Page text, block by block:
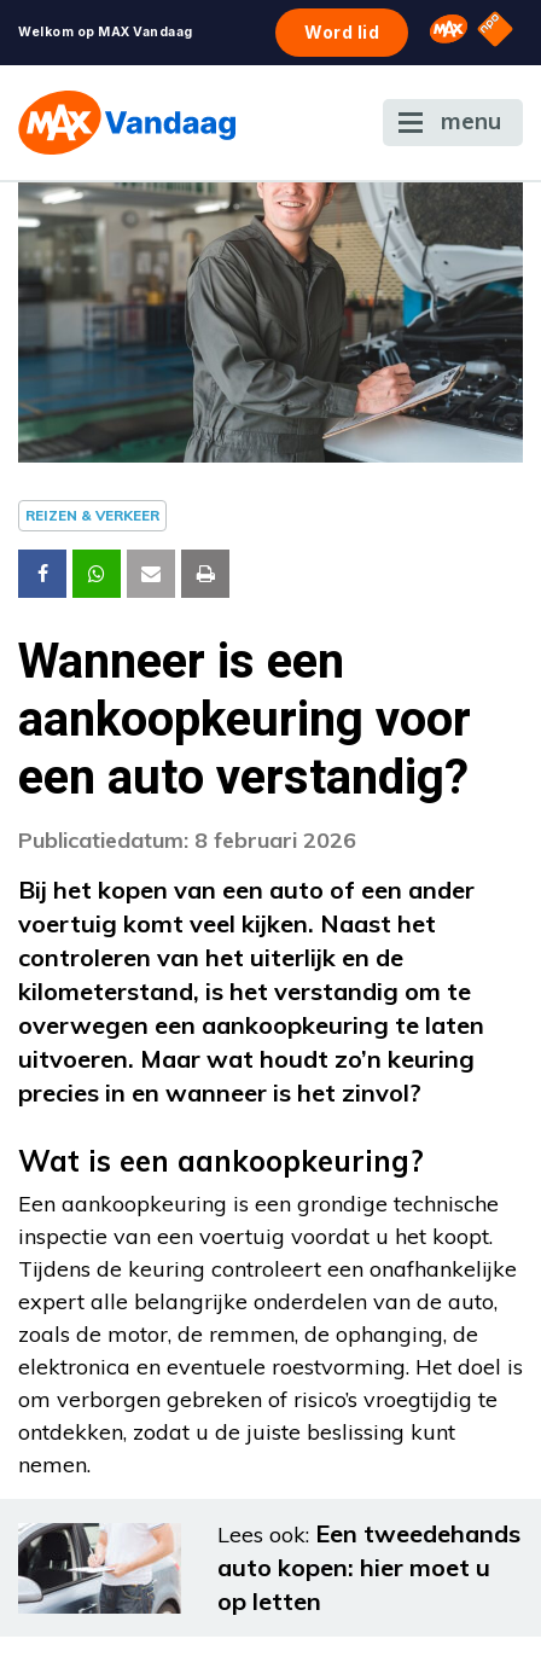
Welkom op MAX Vandaag Word lid Omroep
NPO
menu
REIZEN & VERKEER
Wanneer is een
aankoopkeuring voor
een auto verstandig?
Publicatiedatum: 8 februari 2026
Bij het kopen van een auto of een ander
voertuig komt veel kijken. Naast het
controleren van het uiterlijk en de
kilometerstand, is het verstandig om te
overwegen een aankoopkeuring te laten
uitvoeren. Maar wat houdt zo’n keuring
precies in en wanneer is het zinvol?
Wat is een aankoopkeuring?
Een aankoopkeuring is een grondige technische
inspectie van een voertuig voordat u het koopt.
Tijdens de keuring controleert een onafhankelijke
expert alle belangrijke onderdelen van de auto,
zoals de motor, de remmen, de ophanging, de
elektronica en eventuele roestvorming. Het doel is
om verborgen gebreken of risico’s vroegtijdig te
ontdekken, zodat u de juiste beslissing kunt
nemen.
Lees ook: Een tweedehands
auto kopen: hier moet u
op letten